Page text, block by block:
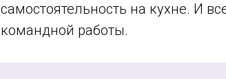
самостоятельность на кухне. И
командной работы.